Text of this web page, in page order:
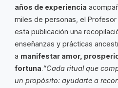
años de experiencia
miles de personas, el
esta publicación una
enseñanzas y prácticas
a manifestar amor,
fortuna.“Cada ritual que
un propósito: ayudarte a